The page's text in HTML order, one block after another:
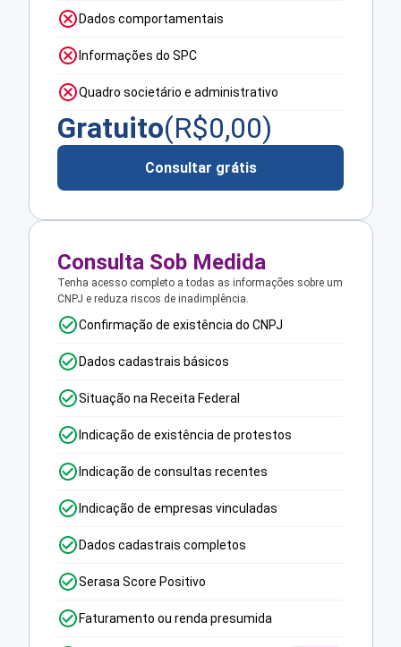
Dados comportamentais
Informações do SPC
Quadro societário e administrativo
Gratuito(R$0,00)
Consultar grátis
Consulta Sob Medida
Tenha acesso completo a todas as informações sobre um
CNPJ e reduza riscos de inadimplência.
Confirmação de existência do CNPJ
Dados cadastrais básicos
Situação na Receita Federal
Indicação de existência de protestos
Indicação de consultas recentes
Indicação de empresas vinculadas
Dados cadastrais completos
Serasa Score Positivo
Faturamento ou renda presumida